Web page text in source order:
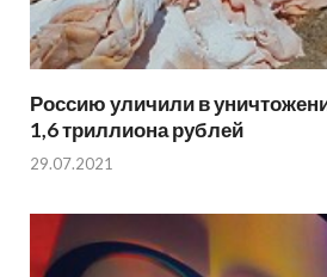
Россию уличили в
1,6 триллиона рублей
29.07.2021